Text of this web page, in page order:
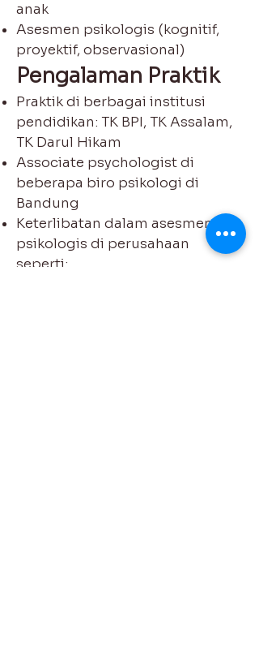
anak
Asesmen psikologis (kognitif,
proyektif, observasional)
Pengalaman Praktik
Praktik di berbagai institusi
pendidikan: TK BPI, TK Assalam,
TK Darul Hikam
Associate psychologist di
beberapa biro psikologi di
Bandung
Keterlibatan dalam asesmen
psikologis di perusahaan
seperti: